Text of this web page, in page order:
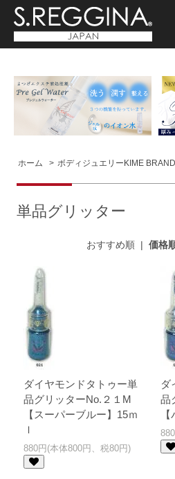
ホーム > ボディジュエリーKIME BRAND
単品グリッター
おすすめ順| 価格
ダイヤモンドタトゥー単
品グリッターNo.２１M
【スーパーブルー】15ｍ
ｌ
880円(本体800円、税80円)
ダ
品